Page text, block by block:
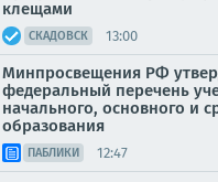
клещами
СКАДОВСК 13:00
Минпросвещения РФ
федеральный перечень
начального, основного и
образования
ПАБЛИКИ 12:47